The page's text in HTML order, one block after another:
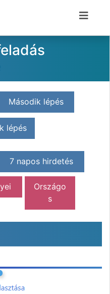
Második lépés
lépés
7 napos hirdetés
Országo
s